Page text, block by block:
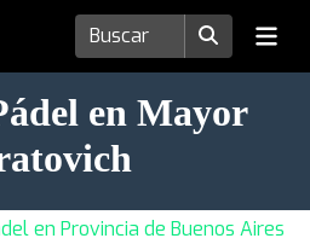
en Mayor
en Provincia de Buenos Aires